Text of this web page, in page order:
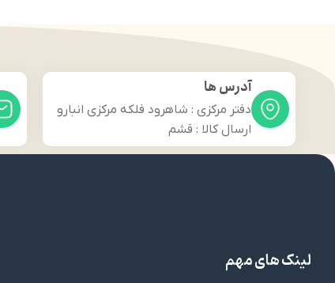
آدرس ها
دفتر مرکزی : شاهرود فلکه مرکزی انبارو
ارسال کالا : قشم
لینک های مهم